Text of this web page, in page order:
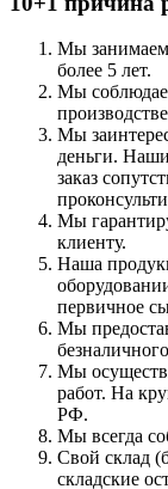
Мы
более 5 лет.
Мы
Мы
деньги.
заказ
Мы
клиенту.
Наша
первичное
Мы
Мы
работ. На
РФ.
Мы всегда
Свой склад
складские